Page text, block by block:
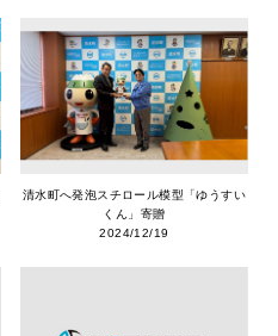
清水町へ発泡スチロール模型「ゆうすい
くん」寄贈
2024/12/19